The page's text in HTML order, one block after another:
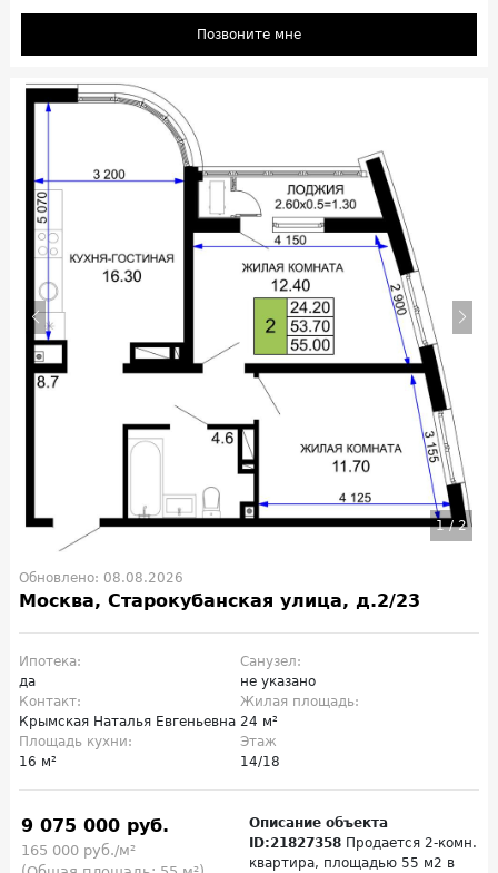
Позвоните мне
1/2
Обновлено: 08.08.2026
Москва, Старокубанская улица, д.2/23
Ипотека:
да
Санузел:
не указано
Контакт:
Крымская Наталья Евгеньевна
Жилая площадь:
24 м²
Площадь кухни:
16 м²
Этаж
14/18
9 075 000 руб.
165 000 руб./м²
Описание объекта
ID:21827358 Продается 2-комн.
квартира, площадью 55 м2 в